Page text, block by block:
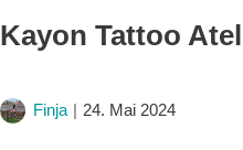
Kayon Tattoo
Finja 24. Mai 2024